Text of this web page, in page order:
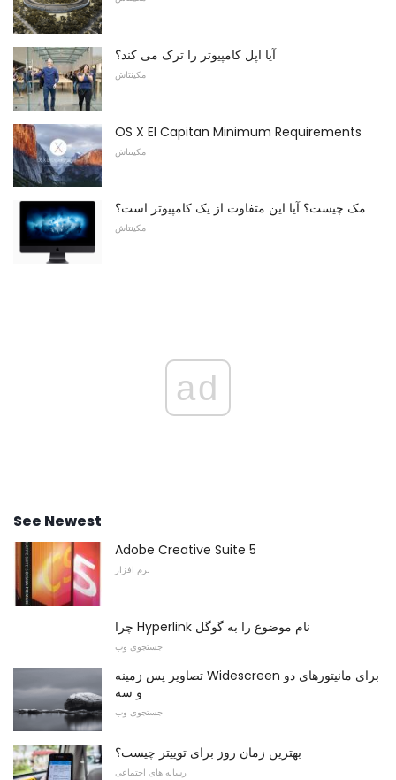
آیا اپل کامپیوتر را ترک می کند؟
مکینتاش
OS X El Capitan Minimum Requirements
مکینتاش
مک چیست؟ آیا این متفاوت از یک کامپیوتر است؟
مکینتاش
ad
See Newest
Adobe Creative Suite 5
نرم افزار
چرا Hyperlink نام موضوع را به گوگل
جستجوی وب
تصاویر پس زمینه Widescreen برای مانیتورهای دو
و سه
جستجوی وب
بهترین زمان روز برای توییتر چیست؟
رسانه های اجتماعی